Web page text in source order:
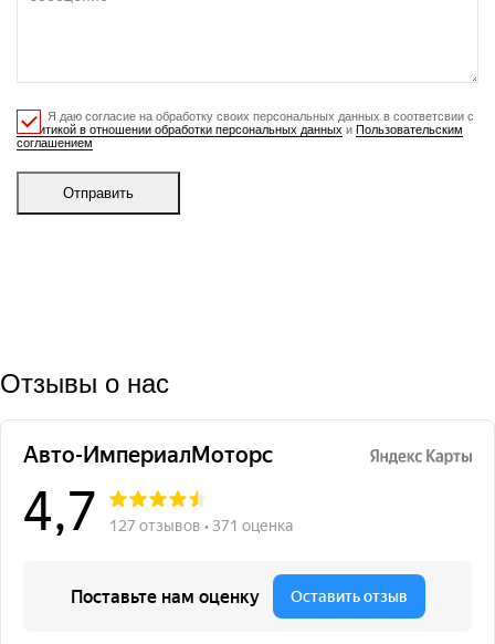
Я даю согласие на обработку своих персональных данных в соответсвии с
Политикой в отношении обработки персональных данных и Пользовательским
соглашением
Отправить
Отзывы о нас